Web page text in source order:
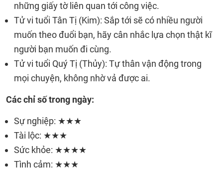
những giấy tờ liên quan tới công việc.
Tử vi tuổi Tân Tị (Kim): Sắp tới sẽ có nhiều người
muốn theo đuổi bạn, hãy cân nhắc lựa chọn thật kĩ
người bạn muốn đi cùng.
Tử vi tuổi Quý Tị (Thủy): Tự thân vận động trong
mọi chuyện, không nhờ vả được ai.
Các chỉ số trong ngày:
Sự nghiệp: ★★★
Tài lộc: ★★★
Sức khỏe: ★★★★
Tình cảm: ★★★